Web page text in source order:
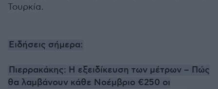
Τουρκία.
Ειδήσεις σήμερα:
Πιερρακάκης: Η εξειδίκευση των μέτρων – Πώς
θα λαμβάνουν κάθε Νοέμβριο €250 οι